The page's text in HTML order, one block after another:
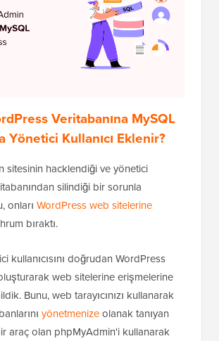
Veritabanına MySQL
Yönetici Kullanıcı Eklenir?
sitesinin hacklendiği ve yönetici
silindiği bir sorunla
onları WordPress web sitelerine
bıraktı.
kullanıcısını doğrudan WordPress
web sitelerine erişmelerine
Bunu, web tarayıcınızı kullanarak
yönetmenizeolanak tanıyan
araç olan phpMyAdmin'i kullanarak